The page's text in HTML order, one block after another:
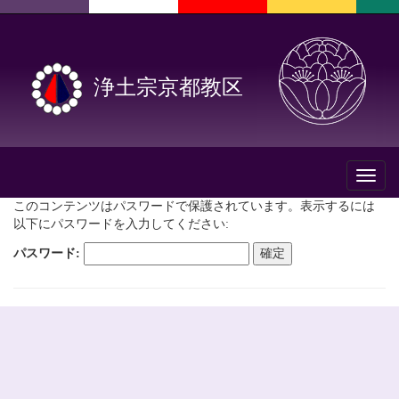
浄土宗京都教区
Toggle
このコンテンツはパスワードで保護されています。表示するには
以下にパスワードを入力してください:
パスワード: